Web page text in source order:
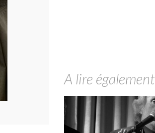
A lire également